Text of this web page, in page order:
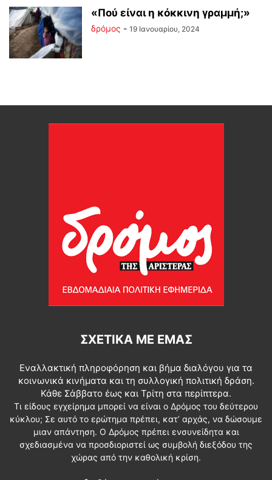
«Πού είναι η κόκκινη γραμμή;»
δρόμος - 19 Ιανουαρίου, 2024
ΣΧΕΤΙΚΆ ΜΕ ΕΜΆΣ
Εναλλακτική πληροφόρηση και βήμα διαλόγου για τα
κοινωνικά κινήματα και τη συλλογική πολιτική δράση.
Κάθε Σάββατο έως και Τρίτη στα περίπτερα.
Τι είδους εγχείρημα μπορεί να είναι ο Δρόμος του δεύτερου
κύκλου; Σε αυτό το ερώτημα πρέπει, κατ’ αρχάς, να δώσουμε
μιαν απάντηση. Ο Δρόμος πρέπει ενσυνείδητα και
σχεδιασμένα να προσδιοριστεί ως συμβολή διεξόδου της
χώρας από την καθολική κρίση.